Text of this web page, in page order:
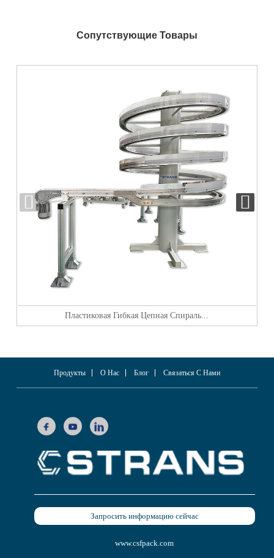
Сопутствующие Товары
Пластиковая Гибкая Цепная Спираль...
Продукты О Нас Блог Связаться С Нами
Запросить информацию сейчас
www.csfpack.com